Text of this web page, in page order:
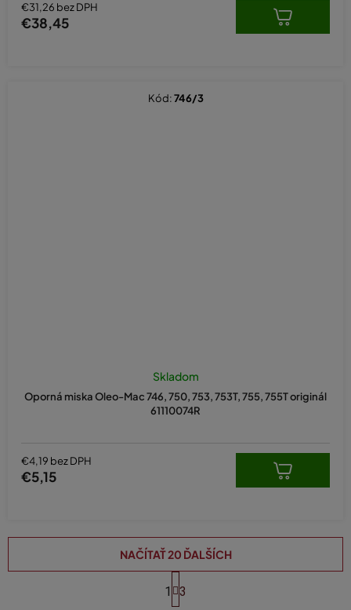
€31,26 bez DPH
€38,45
Oporná miska Oleo-Mac 746, 750, 753, 753T, 755, 755T originál
61110074R
Skladom
€4,19 bez DPH
€5,15
Kód:746/3
O
NAČÍTAŤ 20 ĎALŠÍCH
S
t
r
1 3